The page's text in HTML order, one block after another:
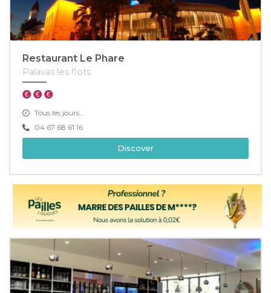
Restaurant Le Phare
Palavas les flots
Tous les jours...
04 67 68 61 16
Discover